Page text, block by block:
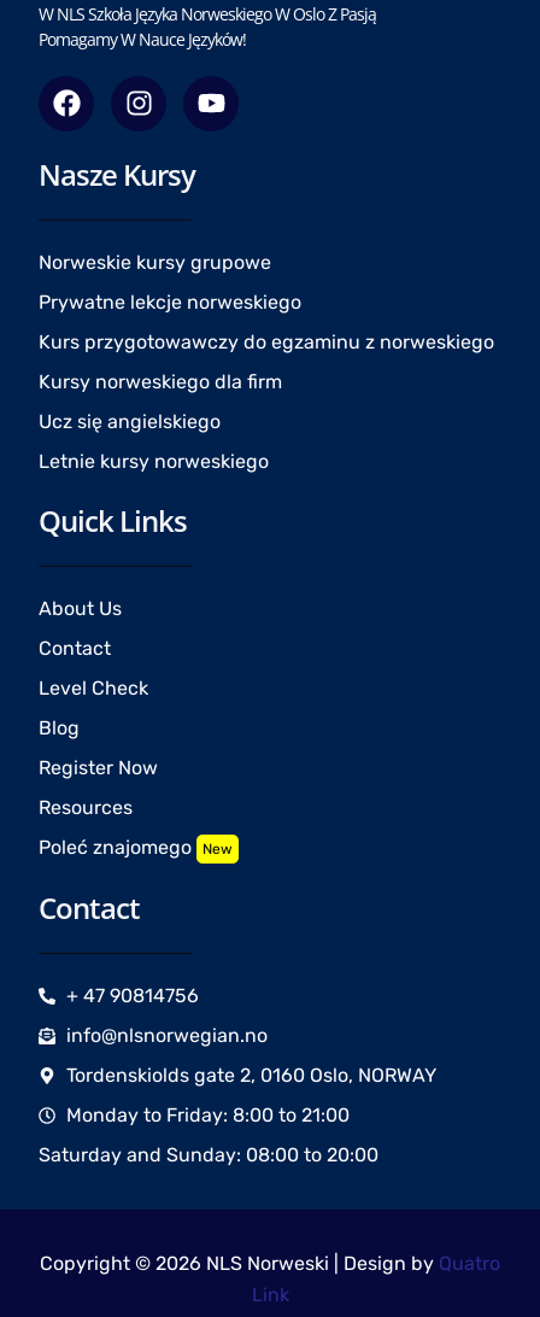
W NLS Szkoła Języka Norweskiego W Oslo Z Pasją
Pomagamy W Nauce Języków!
F
a
c
e
o
o
I
n
s
t
g
r
a
m
Y
o
u
e
Nasze Kursy
Norweskie kursy grupowe
Prywatne lekcje norweskiego
Kurs przygotowawczy do egzaminu z norweskiego
Kursy norweskiego dla firm
Ucz się angielskiego
Letnie kursy norweskiego
Quick Links
About Us
Contact
Level Check
Blog
Register Now
Resources
Poleć znajomego New
Contact
+ 47 90814756
info@nlsnorwegian.no
Tordenskiolds gate 2, 0160 Oslo, NORWAY
Monday to Friday: 8:00 to 21:00
Saturday and Sunday: 08:00 to 20:00
Copyright © 2026 NLS Norweski | Design by Quatro
Link